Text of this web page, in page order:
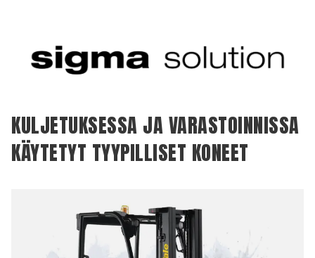
KULJETUKSESSA JA VARASTOINNISSA
KÄYTETYT TYYPILLISET KONEET